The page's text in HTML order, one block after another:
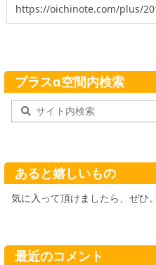
プラスα空間内検索
あると嬉しいもの
気に入って頂けましたら、ぜひ。
最近のコメント